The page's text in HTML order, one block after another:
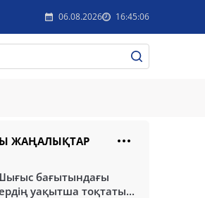
06.08.2026 16:45:06
ЖАҢАЛЫҚТАР
бағытындағы
уақытша тоқтаты...